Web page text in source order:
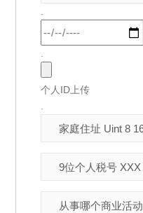
个人ID上传